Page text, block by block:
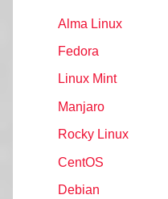
Alma Linux
Fedora
Linux Mint
Manjaro
Rocky Linux
CentOS
Debian